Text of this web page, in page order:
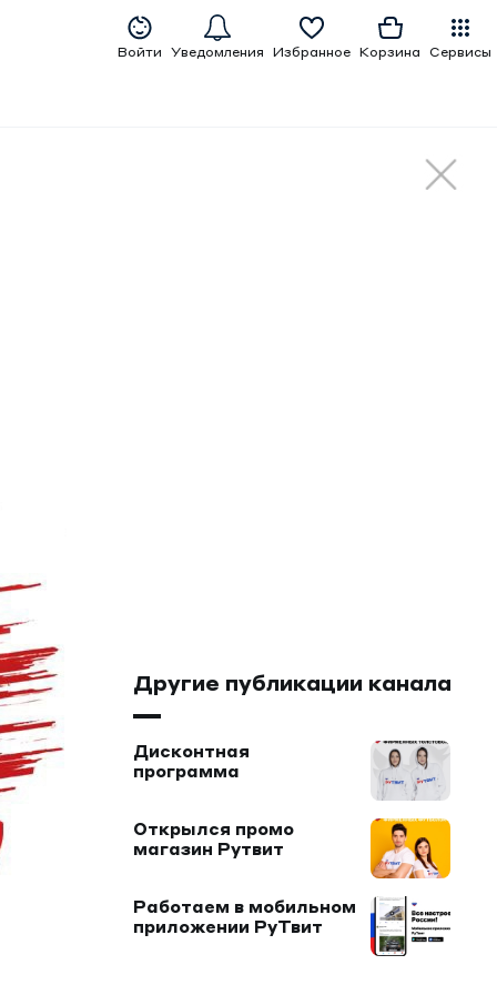
Войти Уведомления Избранное Корзина Сервисы
Другие публикации канала
Дисконтная
программа
Открылся промо
магазин Рутвит
Работаем в мобильном
приложении РуТвит